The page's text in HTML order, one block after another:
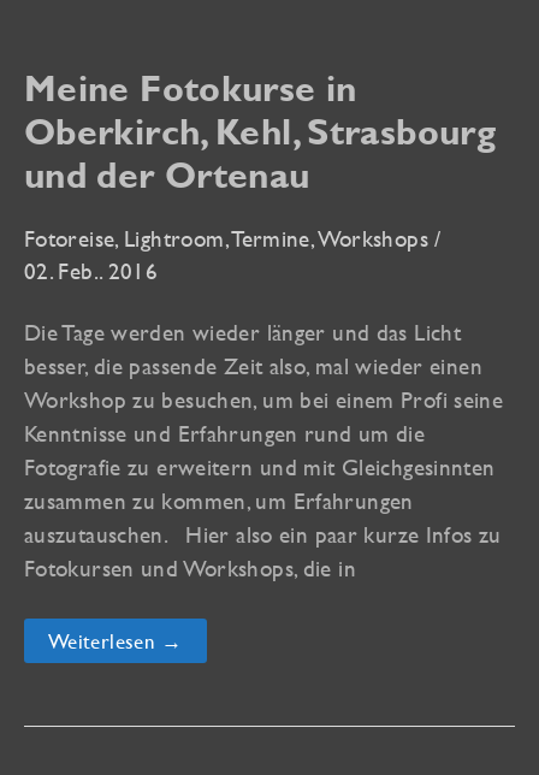
Meine Fotokurse in
Oberkirch, Kehl, Strasbourg
und der Ortenau
Fotoreise, Lightroom,Termine,Workshops /
02. Feb.. 2016
Die Tage werden wieder länger und das Licht
besser, die passende Zeit also, mal wieder einen
Workshop zu besuchen, um bei einem Profi seine
Kenntnisse und Erfahrungen rund um die
Fotografie zu erweitern und mit Gleichgesinnten
zusammen zu kommen, um Erfahrungen
auszutauschen. Hier also ein paar kurze Infos zu
Fotokursen und Workshops, die in
Meine
Fotokurse
Kehl,
Weiterlesen →